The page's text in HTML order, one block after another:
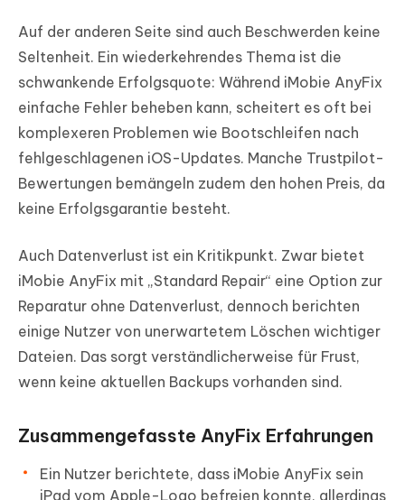
Auf der anderen Seite sind auch Beschwerden keine
Seltenheit. Ein wiederkehrendes Thema ist die
schwankende Erfolgsquote: Während iMobie AnyFix
einfache Fehler beheben kann, scheitert es oft bei
komplexeren Problemen wie Bootschleifen nach
fehlgeschlagenen iOS-Updates. Manche Trustpilot-
Bewertungen bemängeln zudem den hohen Preis, da
keine Erfolgsgarantie besteht.
Auch Datenverlust ist ein Kritikpunkt. Zwar bietet
iMobie AnyFix mit „Standard Repair“ eine Option zur
Reparatur ohne Datenverlust, dennoch berichten
einige Nutzer von unerwartetem Löschen wichtiger
Dateien. Das sorgt verständlicherweise für Frust,
wenn keine aktuellen Backups vorhanden sind.
Zusammengefasste AnyFix Erfahrungen
Ein Nutzer berichtete, dass iMobie AnyFix sein
iPad vom Apple-Logo befreien konnte, allerdings